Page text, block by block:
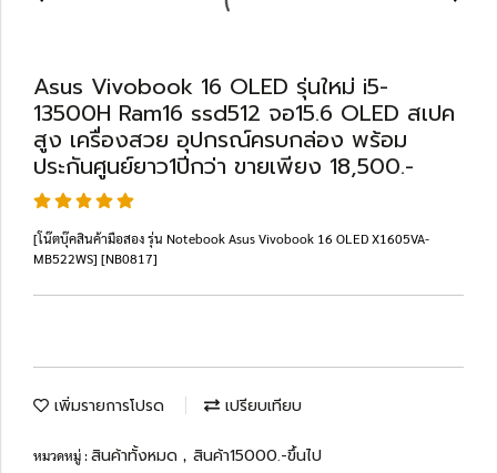
Asus Vivobook 16 OLED รุ่นใหม่ i5-
13500H Ram16 ssd512 จอ15.6 OLED สเปค
สูง เครื่องสวย อุปกรณ์ครบกล่อง พร้อม
ประกันศูนย์ยาว1ปีกว่า ขายเพียง 18,500.-
[โน๊ตบุ๊คสินค้ามือสอง รุ่น Notebook Asus Vivobook 16 OLED X1605VA-
MB522WS] [NB0817]
เพิ่มรายการโปรด เปรียบเทียบ
หมวดหมู่ :สินค้าทั้งหมด , สินค้า15000.-ขึ้นไป